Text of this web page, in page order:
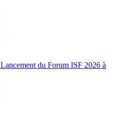
Lancement du Forum ISF 2026 à